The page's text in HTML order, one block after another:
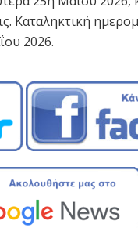
Καταληκτική
2026.